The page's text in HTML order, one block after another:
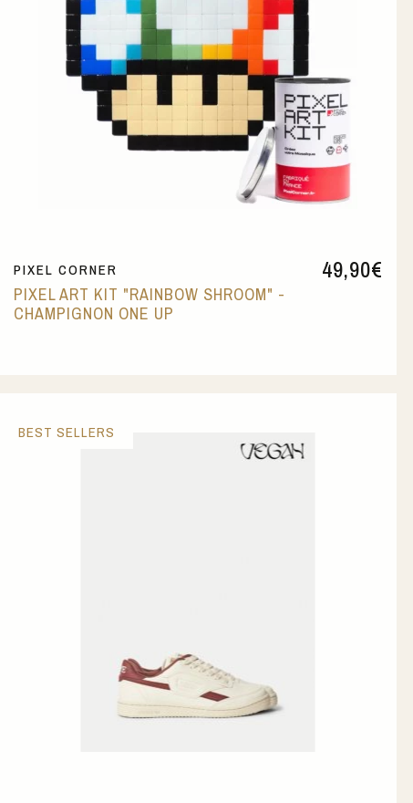
49,90€
PIXEL CORNER
PIXEL ART KIT "RAINBOW SHROOM" -
CHAMPIGNON ONE UP
BEST SELLERS